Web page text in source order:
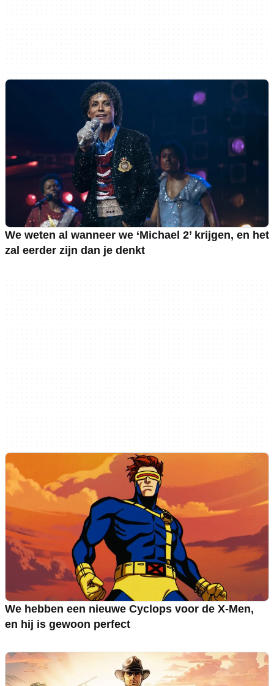
We weten al wanneer we ‘Michael 2’ krijgen, en het
zal eerder zijn dan je denkt
We hebben een nieuwe Cyclops voor de X-Men,
en hij is gewoon perfect